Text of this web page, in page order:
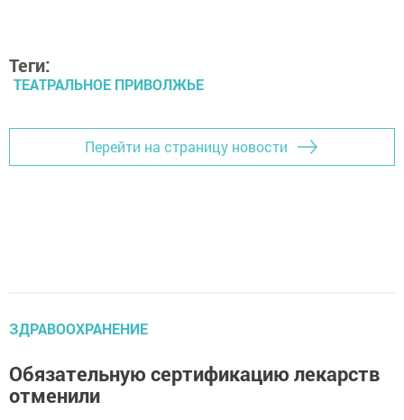
Теги:
ТЕАТРАЛЬНОЕ ПРИВОЛЖЬЕ
Перейти на страницу новости
ЗДРАВООХРАНЕНИЕ
Обязательную сертификацию лекарств
отменили